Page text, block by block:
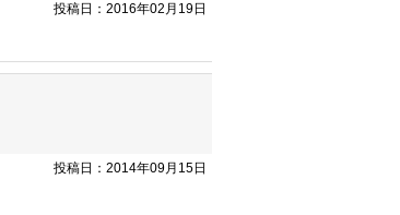
投稿日：2016年02月19日
投稿日：2014年09月15日